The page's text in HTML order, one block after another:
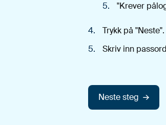
"Krever
Trykk på "Neste".
Skriv inn
Neste steg